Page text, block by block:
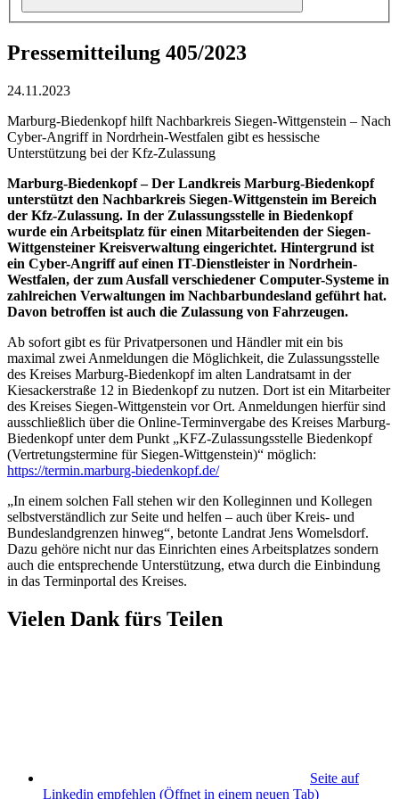
Pressemitteilung 405/2023
24.11.2023
Marburg-Biedenkopf hilft Nachbarkreis Siegen-Wittgenstein – Nach
Cyber-Angriff in Nordrhein-Westfalen gibt es hessische
Unterstützung bei der Kfz-Zulassung
Marburg-Biedenkopf – Der Landkreis Marburg-Biedenkopf
unterstützt den Nachbarkreis Siegen-Wittgenstein im Bereich
der Kfz-Zulassung. In der Zulassungsstelle in Biedenkopf
wurde ein Arbeitsplatz für einen Mitarbeitenden der Siegen-
Wittgensteiner Kreisverwaltung eingerichtet. Hintergrund ist
ein Cyber-Angriff auf einen IT-Dienstleister in Nordrhein-
Westfalen, der zum Ausfall verschiedener Computer-Systeme in
zahlreichen Verwaltungen im Nachbarbundesland geführt hat.
Davon betroffen ist auch die Zulassung von Fahrzeugen.
Ab sofort gibt es für Privatpersonen und Händler mit ein bis
maximal zwei Anmeldungen die Möglichkeit, die Zulassungsstelle
des Kreises Marburg-Biedenkopf im alten Landratsamt in der
Kiesackerstraße 12 in Biedenkopf zu nutzen. Dort ist ein Mitarbeiter
des Kreises Siegen-Wittgenstein vor Ort. Anmeldungen hierfür sind
ausschließlich über die Online-Terminvergabe des Kreises Marburg-
Biedenkopf unter dem Punkt „KFZ-Zulassungsstelle Biedenkopf
(Vertretungstermine für Siegen-Wittgenstein)“ möglich:
https://termin.marburg-biedenkopf.de/
„In einem solchen Fall stehen wir den Kolleginnen und Kollegen
selbstverständlich zur Seite und helfen – auch über Kreis- und
Bundeslandgrenzen hinweg“, betonte Landrat Jens Womelsdorf.
Dazu gehöre nicht nur das Einrichten eines Arbeitsplatzes sondern
auch die entsprechende Unterstützung, etwa durch die Einbindung
in das Terminportal des Kreises.
Vielen Dank fürs Teilen
Seite auf
Linkedin empfehlen (Öffnet in einem neuen Tab)